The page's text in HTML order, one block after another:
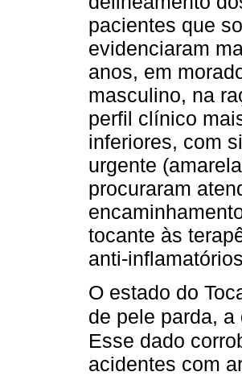
pacientes que
evidenciaram
anos, em
masculino, na
perfil clínico
inferiores, com
urgente
procuraram
tocante às
anti-
O estado do
de pele parda,
Esse dado
acidentes com